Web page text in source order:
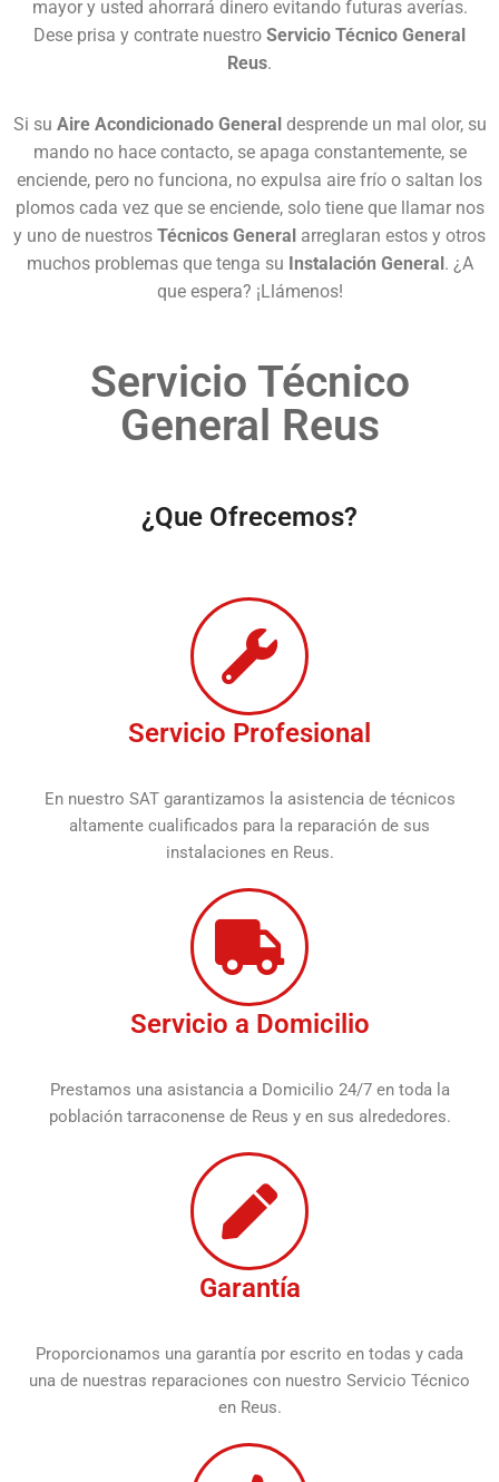
mayor y usted ahorrará dinero evitando futuras averías.
Dese prisa y contrate nuestro Servicio Técnico General
Reus.
Si su Aire Acondicionado Generaldesprende un mal olor, su
mando no hace contacto, se apaga constantemente, se
enciende, pero no funciona, no expulsa aire frío o saltan los
plomos cada vez que se enciende, solo tiene que llamar nos
y uno de nuestros Técnicos General arreglaran estos y otros
muchos problemas que tenga su Instalación General. ¿A
que espera? ¡Llámenos!
Servicio Técnico
General Reus
¿Que Ofrecemos?
Servicio Profesional
En nuestro SAT garantizamos la asistencia de técnicos
altamente cualificados para la reparación de sus
instalaciones en Reus.
Servicio a Domicilio
Prestamos una asistancia a Domicilio 24/7 en toda la
población tarraconense de Reus y en sus alrededores.
Garantía
Proporcionamos una garantía por escrito en todas y cada
una de nuestras reparaciones con nuestro Servicio Técnico
en Reus.